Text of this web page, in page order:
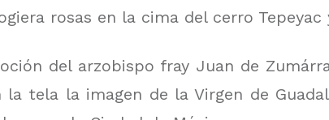
rosas en la cima del cerro
del arzobispo fray Juan de
tela la imagen de la Virgen de